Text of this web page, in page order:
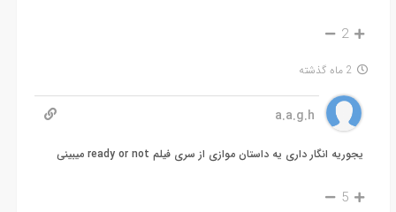
2
2 ماه گذشته
a.a.g.h
یجوریه انگار داری یه داستان موازی از سری فیلم ready or not میبینی
5